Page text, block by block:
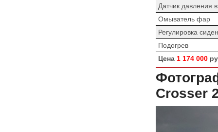
Датчик давления
Омыватель фар
Регулировка
Подогрев
Цена 1 174 000
Crosser